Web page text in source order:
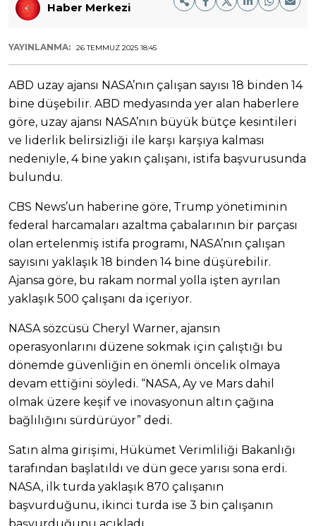
Haber Merkezi
YAYINLANMA: 26 TEMMUZ 2025 18:45
ABD uzay ajansı NASA’nın çalışan sayısı 18 binden 14
bine düşebilir. ABD medyasında yer alan haberlere
göre, uzay ajansı NASA’nın büyük bütçe kesintileri
ve liderlik belirsizliği ile karşı karşıya kalması
nedeniyle, 4 bine yakın çalışanı, istifa başvurusunda
bulundu.
CBS News’un haberine göre, Trump yönetiminin
federal harcamaları azaltma çabalarının bir parçası
olan ertelenmiş istifa programı, NASA’nın çalışan
sayısını yaklaşık 18 binden 14 bine düşürebilir.
Ajansa göre, bu rakam normal yolla işten ayrılan
yaklaşık 500 çalışanı da içeriyor.
NASA sözcüsü Cheryl Warner, ajansın
operasyonlarını düzene sokmak için çalıştığı bu
dönemde güvenliğin en önemli öncelik olmaya
devam ettiğini söyledi. “NASA, Ay ve Mars dahil
olmak üzere keşif ve inovasyonun altın çağına
bağlılığını sürdürüyor” dedi.
Satın alma girişimi, Hükümet Verimliliği Bakanlığı
tarafından başlatıldı ve dün gece yarısı sona erdi.
NASA, ilk turda yaklaşık 870 çalışanın
başvurduğunu, ikinci turda ise 3 bin çalışanın